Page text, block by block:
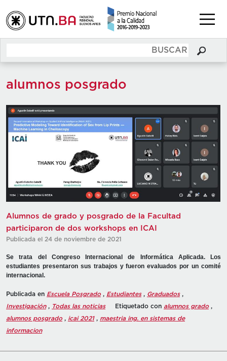
alumnos posgrado
Alumnos de grado y posgrado de la Facultad
participaron de dos workshops en ICAI
Publicada el 24 de noviembre de 2021
Se trata del Congreso Internacional de Informática Aplicada. Los
estudiantes presentaron sus trabajos y fueron evaluados por un comité
internacional.
Publicada en Escuela Posgrado, Estudiantes, Graduados,
Investigación, Todas las noticias Etiquetado con alumnos grado,
alumnos posgrado, icai 2021, maestria ing. en sistemas de
informacion